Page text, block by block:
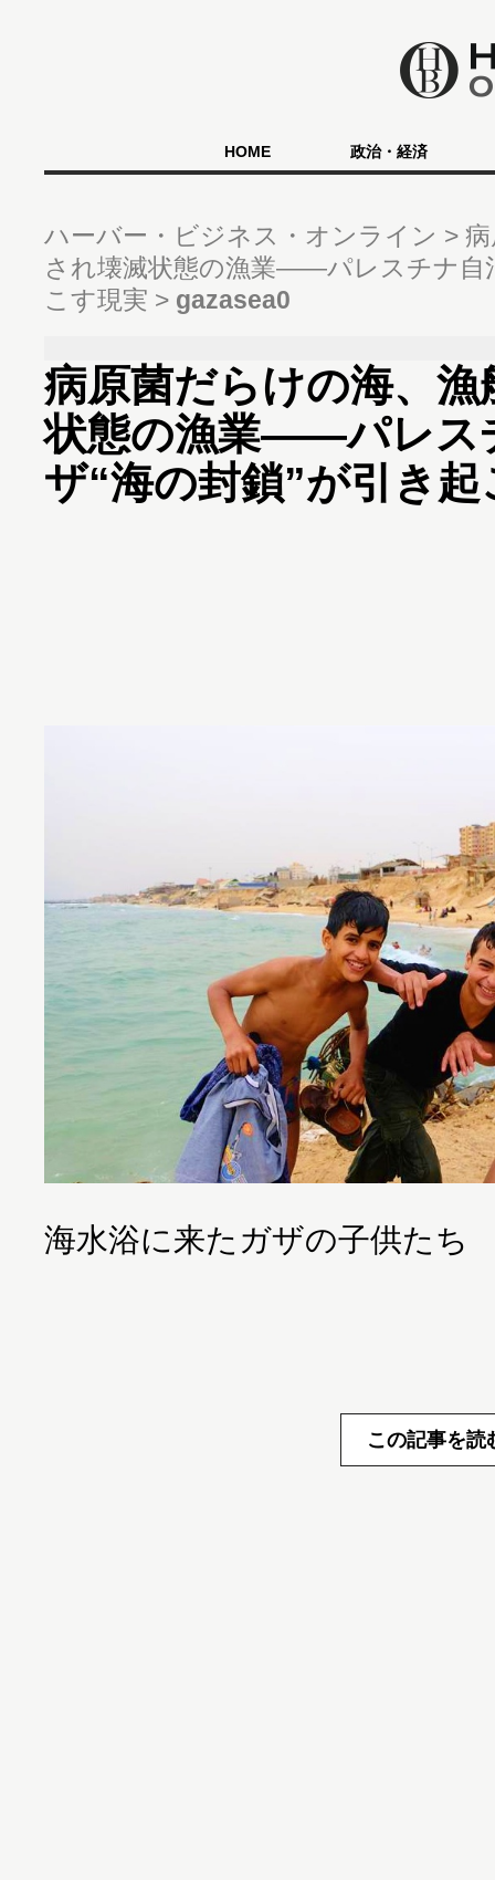
HOME 政治・経済
ハーバー・ビジネス・オンライン
され壊滅状態の漁業――パレスチナ自
こす現実
gazasea0
病原菌だらけの海、
状態の漁業――パレス
ザ“海の封鎖”が引き
海水浴に来たガザの子供たち
この記事を読